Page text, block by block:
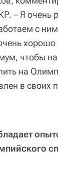
– Я очень
с ним
чтобы
на
в своих